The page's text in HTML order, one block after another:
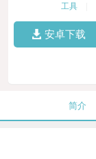
工具
安卓下载
简介